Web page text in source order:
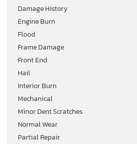
Damage History
Engine Burn
Flood
Frame Damage
Front End
Hail
Interior Burn
Mechanical
Minor Dent Scratches
Normal Wear
Partial Repair